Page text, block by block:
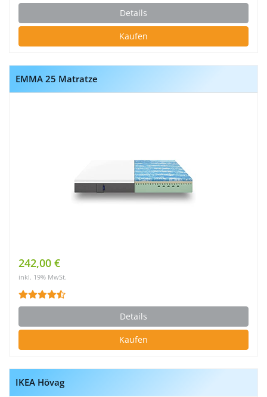
Details
Kaufen
EMMA 25 Matratze
242,00 €
inkl. 19% MwSt.
Details
Kaufen
IKEA Hövag